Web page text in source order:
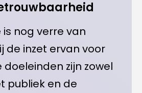
nog verre van
de inzet ervan voor
doeleinden zijn zowel
publiek en de